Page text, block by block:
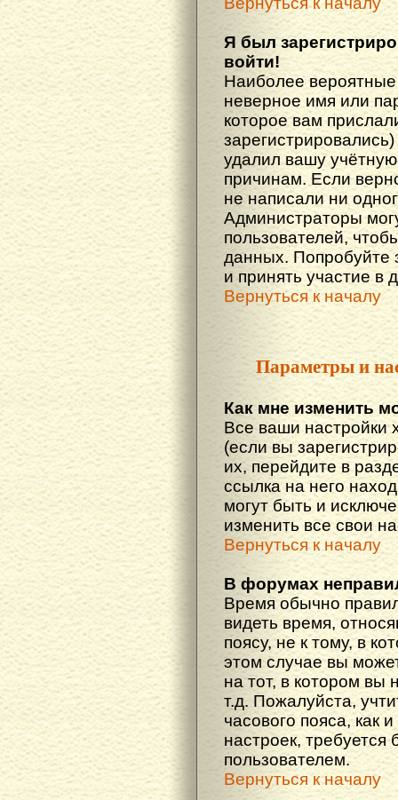
Я был
войти!
Наиболее
неверное имя или
которое вам
удалил вашу
причинам. Если
не написали ни
Администраторы
пользователей,
данных. Попробуйте
и принять участие в
Вернуться к началу
Параметры и
Как мне изменить
Все ваши настройки
(если вы
их, перейдите в
ссылка на него
могут быть и
изменить все свои
Вернуться к началу
В форумах
Время обычно
видеть время,
поясу, не к тому, в
этом случае вы
на тот, в котором вы
т.д. Пожалуйста,
часового пояса, как
настроек,
пользователем.
Вернуться к началу